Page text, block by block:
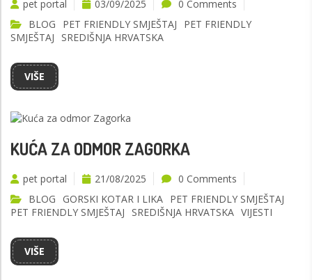
pet portal 03/09/2025
0 Comments
BLOG
PET FRIENDLY SMJEŠTAJ
PET FRIENDLY
SMJEŠTAJ
SREDIŠNJA HRVATSKA
VIŠE
KUĆA ZA ODMOR ZAGORKA
pet portal 21/08/2025
0 Comments
BLOG
GORSKI KOTAR I LIKA PET FRIENDLY SMJEŠTAJ
PET FRIENDLY SMJEŠTAJ
SREDIŠNJA HRVATSKA VIJESTI
VIŠE